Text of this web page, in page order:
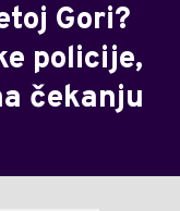
Gori?
policije,
čekanju